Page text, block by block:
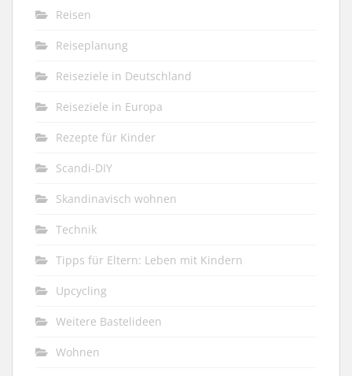
Reisen
Reiseplanung
Reiseziele in Deutschland
Reiseziele in Europa
Rezepte für Kinder
Scandi-DIY
Skandinavisch wohnen
Technik
Tipps für Eltern: Leben mit Kindern
Upcycling
Weitere Bastelideen
Wohnen